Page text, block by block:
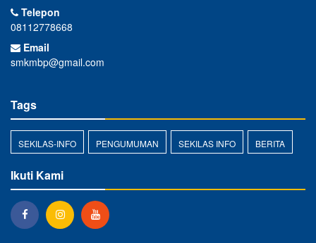
Telepon
08112778668
Email
smkmbp@gmail.com
Tags
SEKILAS-INFO PENGUMUMAN SEKILAS INFO BERITA
Ikuti Kami